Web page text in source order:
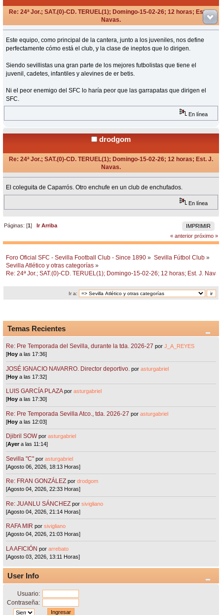
Re: 24ª Jor.; SAT.(0)-CD. TERUEL(1); Domingo-15-02-26; 12 horas; Est. J.
Navas.
Este equipo, como principal de la cantera, junto a los juveniles, nos define
perfectamente cómo está el club, y la clase de ineptos que lo dirigen.
Siendo sevillistas una gran parte de los mejores futbolistas que tiene el
juvenil, cadetes, infantiles y alevines de er betis.
Ni el peor enemigo del SFC lo haría peor que las garrapatas que dirigen el
SFC.
En línea
drodgom
Re: 24ª Jor.; SAT.(0)-CD. TERUEL(1); Domingo-15-02-26; 12 horas; Est. J.
Navas.
El coleguita de Caparrós. Otro enchufe en un club de enchufados.
En línea
IMPRIMIR
Páginas: [1]Ir Arriba
« anterior próximo »
Foro Oficial SFC - Sevilla Football Club - Since 1890 » Sevilla Fútbol Club »
Sevilla Atlético y otras categorías »
Re: 24ª Jor.; SAT.(0)-CD. TERUEL(1); Domingo-15-02-26; 12 horas; Est. J.
Ir a:
Temas Recientes
Re: Pre Temporada del Sevilla, durante la tda. 2026-27 porJ_A_REYES
[Hoy a las 17:36]
JOSÉ IGNACIO NAVARRO. Director deportivo. porasturgabriel
[Hoy a las 17:32]
LUIS GARCÍA PLAZA porasturgabriel
[Hoy a las 17:30]
Re: Pre Temporada Sevilla Atco., tda. 2026-27 porasturgabriel
[Hoy a las 12:03]
Djibril SOW porasturgabriel
[Ayera las 11:14]
Sevilla "C"porasturgabriel
[Agosto 06, 2026, 18:13 Horas]
Re: FRAN GONZÁLEZ pordrodgom
[Agosto 04, 2026, 22:33 Horas]
Re: JUANLU SÁNCHEZ porsivigliano
[Agosto 04, 2026, 21:14 Horas]
RAFA MIR porsivigliano
[Agosto 04, 2026, 21:03 Horas]
LA AFICIÓN porarrebato
[Agosto 03, 2026, 13:11 Horas]
User Info
Usuario:
Contraseña: